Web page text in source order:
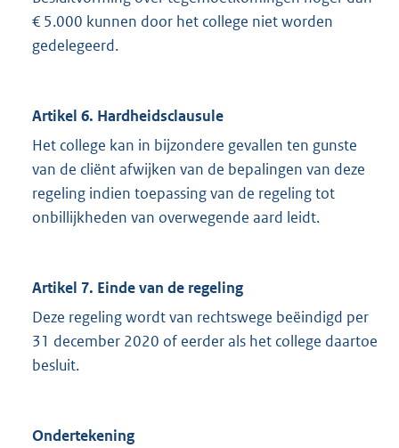
€ 5.000 kunnen door het college niet worden
gedelegeerd.
Artikel 6. Hardheidsclausule
Het college kan in bijzondere gevallen ten gunste
van de cliënt afwijken van de bepalingen van deze
regeling indien toepassing van de regeling tot
onbillijkheden van overwegende aard leidt.
Artikel 7. Einde van de regeling
Deze regeling wordt van rechtswege beëindigd per
31 december 2020 of eerder als het college daartoe
besluit.
Ondertekening